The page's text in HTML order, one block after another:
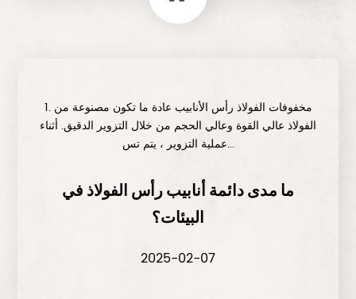
1. مخفوفات الفولاذ رأس الأنابيب عادة ما تكون مصنوعة من
الفولاذ عالي القوة وعالي الحجم من خلال التزوير الدقيق. أثناء
عملية التزوير ، يتم تس...
ما مدى دائمة أنابيب رأس الفولاذ في
البيئات؟
2025-02-07